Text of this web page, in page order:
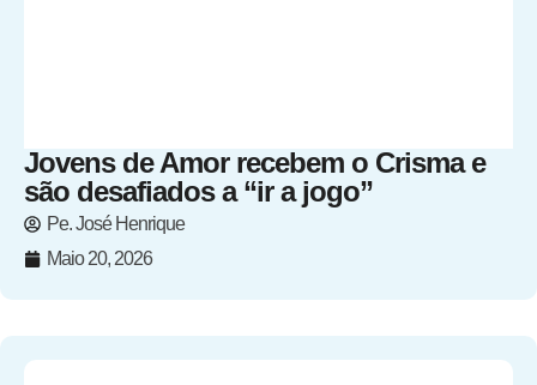
Jovens de Amor recebem o Crisma e
são desafiados a “ir a jogo”
Pe. José Henrique
Maio 20, 2026